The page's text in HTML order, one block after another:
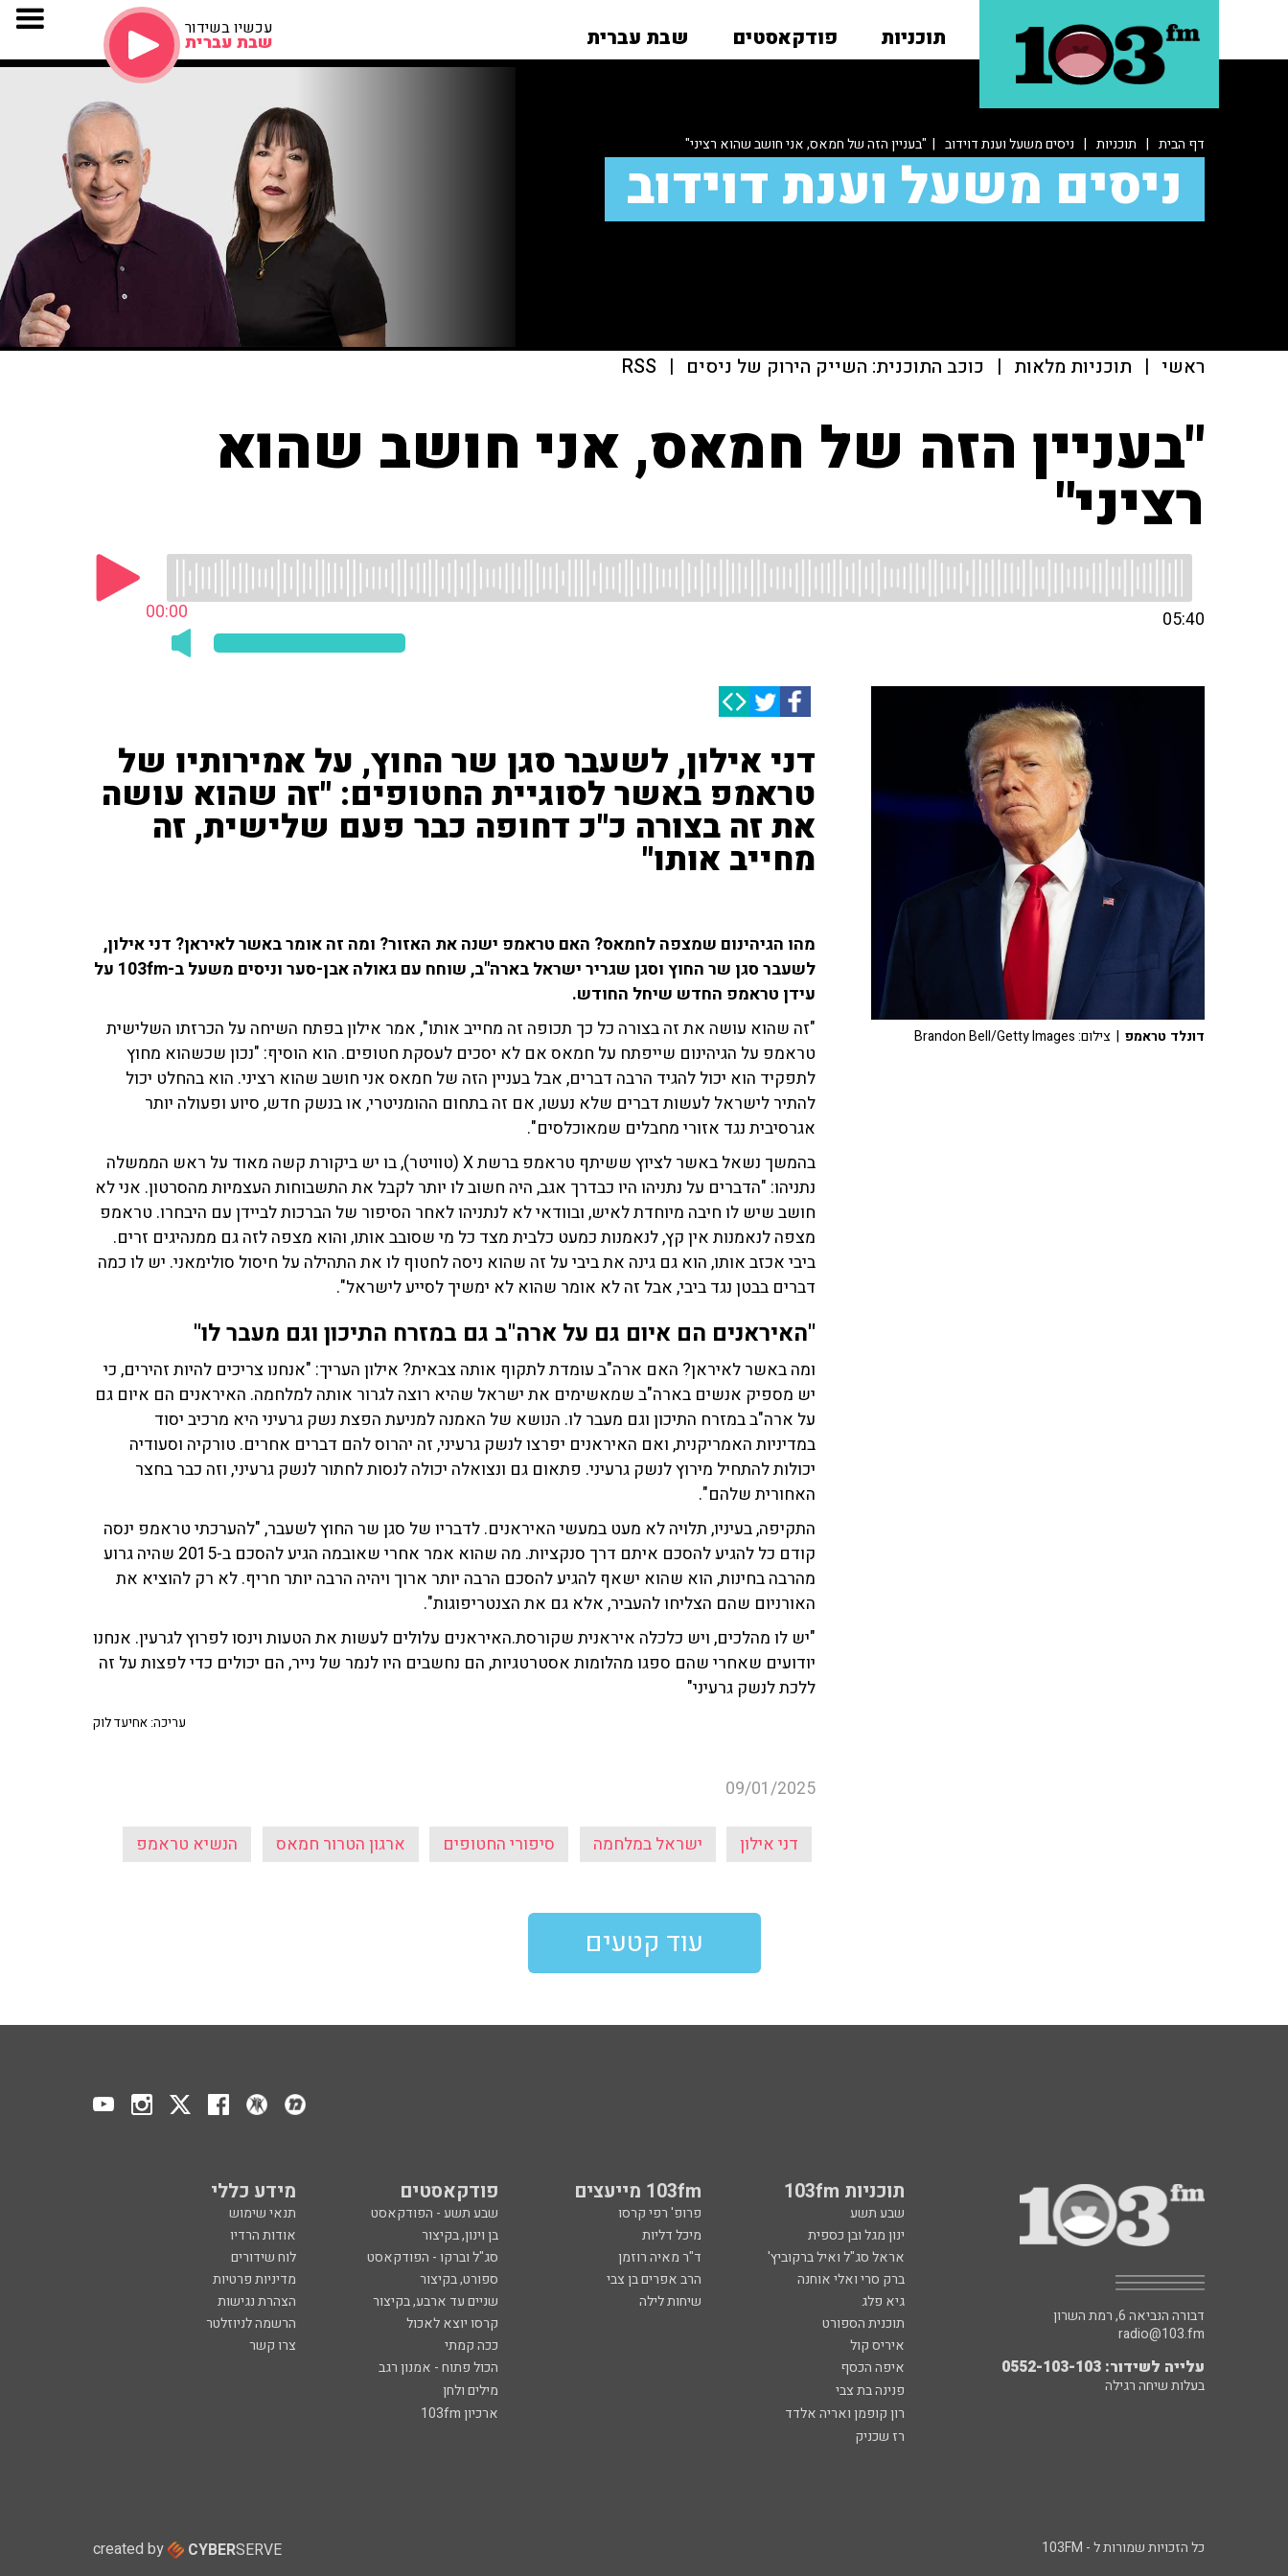
תוכניות פודקאסטים שבת עברית עכשיו בשידור
שבת עברית
דף הבית | תוכניות | ניסים משעל וענת דוידוב | "בעניין הזה של חמאס, אני חושב שהוא רציני"
ניסים משעל וענת דוידוב
ראשי | תוכניות מלאות | כוכב התוכנית: השייק הירוק של ניסים |
RSS
"בעניין הזה של חמאס, אני חושב שהוא
רציני"
00:00 05:40
דני אילון, לשעבר סגן שר החוץ, על אמירותיו של
טראמפ באשר לסוגיית החטופים: "זה שהוא עושה
את זה בצורה כ"כ דחופה כבר פעם שלישית, זה
מחייב אותו"
מהו הגיהינום שמצפה לחמאס? האם טראמפ ישנה את האזור? ומה זה אומר באשר לאיראן? דני אילון,
לשעבר סגן שר החוץ וסגן שגריר ישראל בארה"ב, שוחח עם גאולה אבן-סער וניסים משעל ב-103fm על
עידן טראמפ החדש שיחל החודש.
"זה שהוא עושה את זה בצורה כל כך תכופה זה מחייב אותו", אמר אילון בפתח השיחה על הכרזתו השלישית
טראמפ על הגיהינום שייפתח על חמאס אם לא יסכים לעסקת חטופים. הוא הוסיף: "נכון שכשהוא מחוץ
לתפקיד הוא יכול להגיד הרבה דברים, אבל בעניין הזה של חמאס אני חושב שהוא רציני. הוא בהחלט יכול
להתיר לישראל לעשות דברים שלא נעשו, אם זה בתחום ההומניטרי, או בנשק חדש, סיוע ופעולה יותר
אגרסיבית נגד אזורי מחבלים שמאוכלסים".
בהמשך נשאל באשר לציוץ ששיתף טראמפ ברשת X (טוויטר), בו יש ביקורת קשה מאוד על ראש הממשלה
נתניהו: "הדברים על נתניהו היו כבדרך אגב, היה חשוב לו יותר לקבל את התשבוחות העצמיות מהסרטון. אני לא
חושב שיש לו חיבה מיוחדת לאיש, ובוודאי לא לנתניהו לאחר הסיפור של הברכות לביידן עם היבחרו. טראמפ
מצפה לנאמנות אין קץ, לנאמנות כמעט כלבית מצד כל מי שסובב אותו, והוא מצפה לזה גם ממנהיגים זרים.
ביבי אכזב אותו, הוא גם גינה את ביבי על זה שהוא ניסה לחטוף לו את התהילה על חיסול סולימאני. יש לו כמה
דברים בבטן נגד ביבי, אבל זה לא אומר שהוא לא ימשיך לסייע לישראל".
"האיראנים הם איום גם על ארה"ב גם במזרח התיכון וגם מעבר לו"
ומה באשר לאיראן? האם ארה"ב עומדת לתקוף אותה צבאית? אילון העריך: "אנחנו צריכים להיות זהירים, כי
יש מספיק אנשים בארה"ב שמאשימים את ישראל שהיא רוצה לגרור אותה למלחמה. האיראנים הם איום גם
על ארה"ב במזרח התיכון וגם מעבר לו. הנושא של האמנה למניעת הפצת נשק גרעיני היא מרכיב יסוד
במדיניות האמריקנית, ואם האיראנים יפרצו לנשק גרעיני, זה יהרוס להם דברים אחרים. טורקיה וסעודיה
יכולות להתחיל מירוץ לנשק גרעיני. פתאום גם ונצואלה יכולה לנסות לחתור לנשק גרעיני, וזה כבר בחצר
האחורית שלהם".
התקיפה, בעיניו, תלויה לא מעט במעשי האיראנים. לדבריו של סגן שר החוץ לשעבר, "להערכתי טראמפ ינסה
קודם כל להגיע להסכם איתם דרך סנקציות. מה שהוא אמר אחרי שאובמה הגיע להסכם ב-2015 שהיה גרוע
מהרבה בחינות, הוא שהוא ישאף להגיע להסכם הרבה יותר ארוך ויהיה הרבה יותר חריף. לא רק להוציא את
האורניום שהם הצליחו להעביר, אלא גם את הצנטריפוגות".
"יש לו מהלכים, ויש כלכלה איראנית שקורסת.האיראנים עלולים לעשות את הטעות וינסו לפרוץ לגרעין. אנחנו
יודועים שאחרי שהם ספגו מהלומות אסטרטגיות, הם נחשבים היו לנמר של נייר, הם יכולים כדי לפצות על זה
ללכת לנשק גרעיני"
עריכה: אחיעד לוק
09/01/2025
דני אילון ישראל במלחמה סיפורי החטופים ארגון הטרור חמאס הנשיא טראמפ
דונלד טראמפ | צילום: Brandon Bell/Getty Images
עוד קטעים
תוכניות 103fm 103fm מייעצים פודקאסטים מידע כללי
שבע תשע פרופ' רפי קרסו שבע תשע - הפודקאסט
תנאי שימוש
ינון מגל ובן כספית
מיכל דליות בן וינון, בקיצור
אודות הרדיו
אראל סג"ל ואיל ברקוביץ'
ד"ר מאיה רוזמן סג"ל וברקו - הפודקאסט
לוח שידורים
ברק סרי ואלי אוחנה
הרב אפרים בן צבי ספורט, בקיצור
מדיניות פרטיות
גיא פלג
שיחות לילה שניים עד ארבע, בקיצור
הצהרת נגישות
תוכנית הספורט
קרסו יוצא לאכול
הרשמה לניוזלטר
איריס קול
ככה קמתי
צרו קשר
איפה הכסף
הכול פתוח - אמנון רגב
פנינה בת צבי
מילים ולחן
רון קופמן ואריה אלדד
ארכיון 103fm
רז שכניק
דבורה הנביאה 6, רמת השרון
radio@103.fm
עלייה לשידור: 0552-103-103
בעלות שיחה רגילה
כל הזכויות שמורות ל - 103FM created by CYBERSERVE